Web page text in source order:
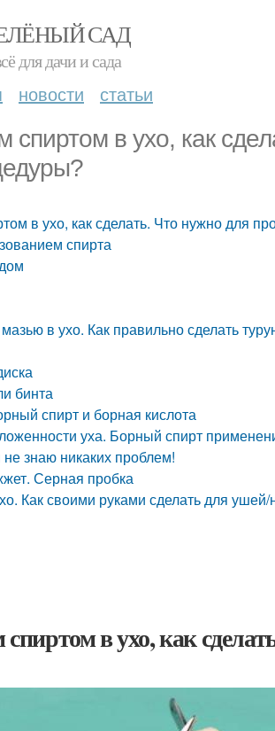
САД
для дачи и сада
новости статьи
спиртом в ухо, как
в ухо, как сделать. Что нужно для
спирта
мазью в ухо. Как правильно сделать
бинта
спирт и борная кислота
уха. Борный спирт
знаю никаких проблем!
Серная пробка
Как своими руками сделать для ушей/
в ухо, как